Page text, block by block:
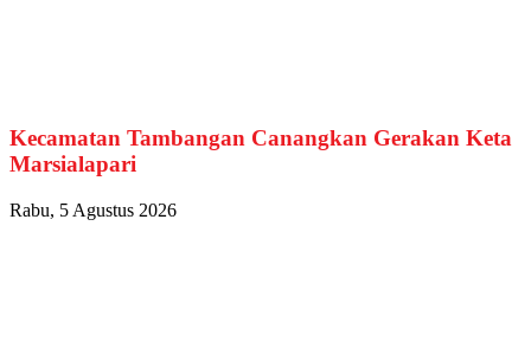
Kecamatan Tambangan Canangkan Gerakan Keta
Marsialapari
Rabu, 5 Agustus 2026